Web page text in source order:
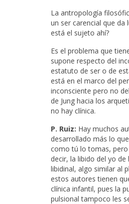
La antropología
un ser carencial que
está el sujeto ahí?
Es el problema que
supone respecto del
estatuto de ser o de
está en el marco del
inconsciente pero no
de Jung hacia los
no hay clínica.
P. Ruiz: Hay muchos
desarrollado más lo
como tú lo tomas, pero
decir, la libido del yo
libidinal, algo similar al
estos autores tienen
clínica infantil, pues la
pulsional tampoco les